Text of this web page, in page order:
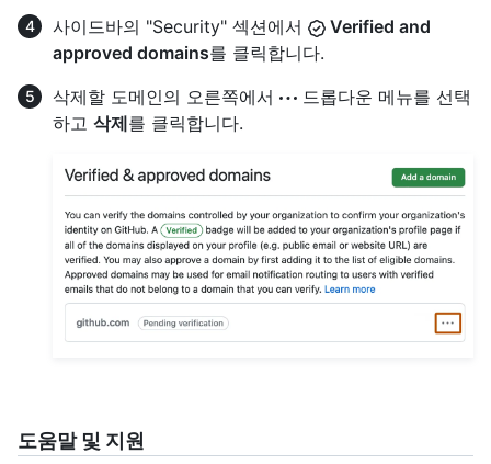
사이드바의 "Security" 섹션에서
Verified and
approved domains를 클릭합니다.
삭제할 도메인의 오른쪽에서
드롭다운 메뉴를 선택
하고 삭제를 클릭합니다.
도움말 및 지원